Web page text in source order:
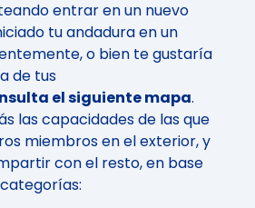
entrar en un nuevo
tu andadura en un
o bien te gustaría
de tus
el siguiente mapa.
las capacidades de las que
miembros en el exterior, y
con el resto, en base